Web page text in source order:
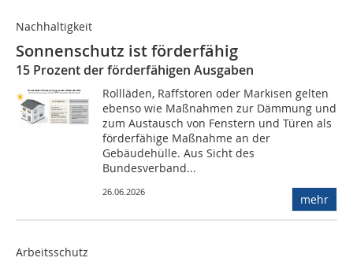
Nachhaltigkeit
Sonnenschutz ist förderfähig
15 Prozent der förderfähigen Ausgaben
Rollläden, Raffstoren oder Markisen gelten
ebenso wie Maßnahmen zur Dämmung und
zum Austausch von Fenstern und Türen als
förderfähige Maßnahme an der
Gebäudehülle. Aus Sicht des
Bundesverband...
26.06.2026
mehr
Arbeitsschutz